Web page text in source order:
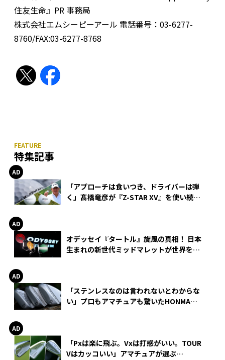
住友生命』PR 事務局
株式会社エムシーピーアール 電話番号：03-6277-
8760/FAX:03-6277-8768
特集記事
「アプローチは食いつき、ドライバーは弾
く」髙橋竜彦が『Z-STAR XV』を使い続け
オデッセイ『タートル』旋風の真相！ 日本
生まれの新世代ミッドマレットが世界を席
「ステンレスなのは言われないとわからな
い」プロもアマチュアも驚いたHONMA
「Pxは楽に飛ぶ。Vxは打感がいい。TOUR
Vはカッコいい」アマチュアが選ぶ